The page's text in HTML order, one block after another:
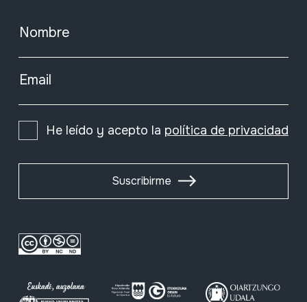
Nombre
Email
He leído y acepto la política de privacidad
Suscribirme